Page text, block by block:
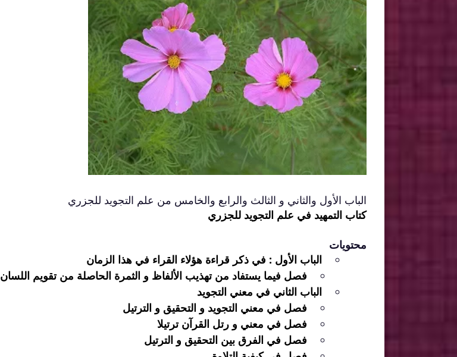
الباب الأول والثاني و الثالث والرابع والخامس من علم التجويد للجزري
كتاب التمهيد في علم التجويد للجزري
محتويات
الباب الأول : في ذكر قراءة هؤلاء القراء في هذا الزمان
فصل فيما يستفاد من تهذيب الألفاظ و الثمرة الحاصلة من تقويم اللسان
الباب الثاني في معني التجويد
فصل في معني التجويد و التحقيق و الترتيل
فصل في معني و رتل القرآن ترتيلا
فصل في الفرق بين التحقيق و الترتيل